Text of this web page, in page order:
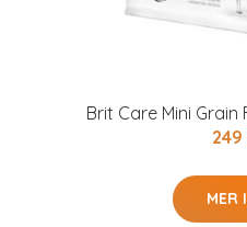
Brit Care Mini Grain
249
MER